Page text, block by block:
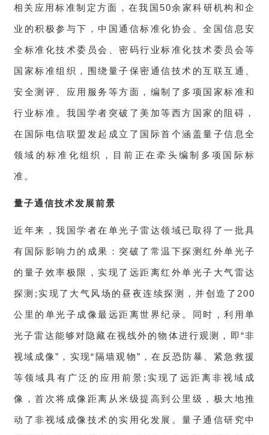
相关应用标准制定方面，在我国50余家科研机构和企
业的积极参与下，中国通信标准化协会、全国信息安
全标准化技术委员会、密码行业标准化技术委员会等
国家标准组织，围绕量子保密通信技术的互联互通、
安全测评、应用服务等方面，编制了多项国家标准和
行业标准。我国学者突破了美加等西方国家的阻碍，
在国际电信联盟发起成立了国际首个涵盖量子信息全
领域的标准化组织，目前正在牵头编制多项国际标
准。
量子通信技术发展前景
近年来，我国学者在单光子雷达领域已取得了一批具
有国际影响力的成果：突破了常温下探测红外单光子
的量子效率极限，实现了远距离红外单光子大气雷达
探测;实现了大气风场的昼夜连续探测，并创造了200
公里的单光子成像最远距离世界纪录。同时，利用单
光子雷达能够对隐藏在视线外的物体进行观测，即“非
视域成像”，实现“隔墙观物”，在反恐防暴、紧急救援
等领域具有广泛的应用前景;实现了远距离非视域成
像，首次将成像距离从米级提高到公里级，极大地推
动了非视域成像技术的实用化发展。量子通信研究中